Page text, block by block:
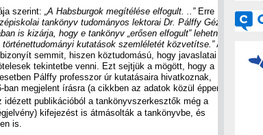
szerint: „A Habsburgok megítélése elfogult. ..”Erre
tankönyv tudományos lektorai Dr. Pálffy Géza
is kizárja, hogy e tankönyv „erősen elfogult” lehetne
kutatások szemléletét közvetítse.”A
semmit, hiszen köztudomású, hogy javaslatai
tekintetbe venni. Ezt sejtjük a mögött, hogy a
Pálffy professzor úr kutatásaira hivatkoznak,
megjelent írásra (a cikkben az adatok közül éppen
idézett publikációból a tankönyvszerkesztők még a
kifejezést is átmásolták a tankönyvbe, és
is.